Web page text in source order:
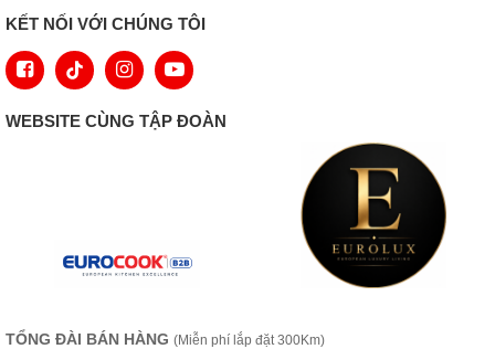
KẾT NỐI VỚI CHÚNG TÔI
WEBSITE CÙNG TẬP ĐOÀN
TỔNG ĐÀI BÁN HÀNG (Miễn phí lắp đặt 300Km)